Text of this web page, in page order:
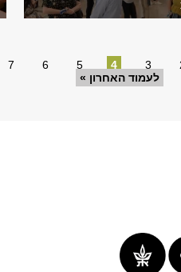
3
4
5
6
7
לעמוד האחרון »